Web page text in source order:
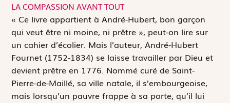
LA COMPASSION AVANT TOUT
«Ce livre appartient à André-Hubert, bon garçon
qui veut être ni moine, ni prêtre », peut-on lire sur
un cahier d’écolier. Mais l’auteur, André-Hubert
Fournet (1752-1834) se laisse travailler par Dieu et
devient prêtre en 1776. Nommé curé de Saint-
Pierre-de-Maillé, sa ville natale, il s’embourgeoise,
mais lorsqu’un pauvre frappe à sa porte, qu’il lui